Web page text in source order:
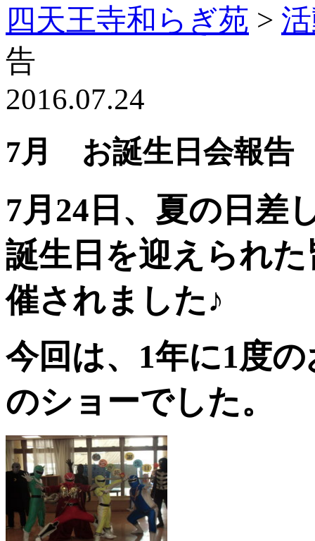
四天王寺和らぎ苑 >
告
2016.07.24
7月 お誕生日会報告
7月24日、 夏の日差
誕生日を迎えられ
催されました♪
今回は、1年に1度
のショーでした。